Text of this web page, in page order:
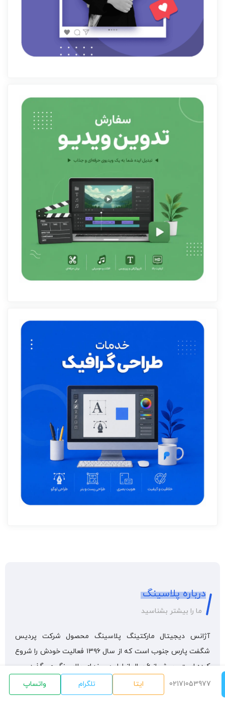
02171053977 ایتا تلگرام واتساپ
درباره پلاسینگ
ما را بیشتر بشناسید
آژانس دیجیتال مارکتینگ پلاسینگ محصول شرکت پردیس
شگفت پارس جنوب است که از سال ۱۳۹۶ فعالیت خودش را شروع
کرده است ، بیش از 6 سال از اولین روزهای پلاسینگ می‌گذرد.